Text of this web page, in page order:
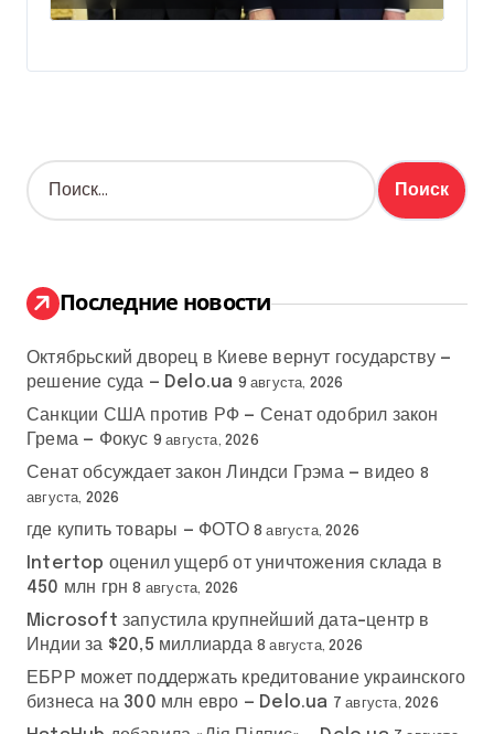
Н
а
:
Последние новости
Октябрьский дворец в Киеве вернут государству —
решение суда — Delo.ua 9 августа, 2026
Санкции США против РФ — Сенат одобрил закон
Грема — Фокус 9 августа, 2026
Сенат обсуждает закон Линдси Грэма — видео 8
августа, 2026
где купить товары — ФОТО 8 августа, 2026
Intertop оценил ущерб от уничтожения склада в
450 млн грн 8 августа, 2026
Microsoft запустила крупнейший дата-центр в
Индии за $20,5 миллиарда 8 августа, 2026
ЕБРР может поддержать кредитование украинского
бизнеса на 300 млн евро — Delo.ua 7 августа, 2026